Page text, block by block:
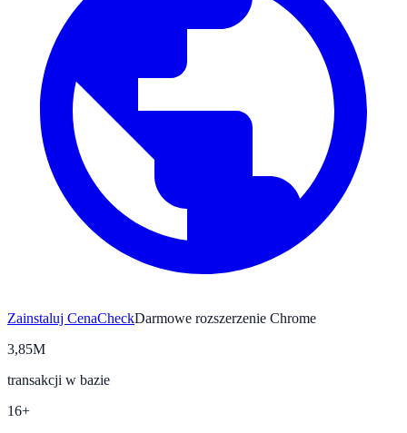
Zainstaluj CenaCheckDarmowe rozszerzenie Chrome
3,85M
transakcji w bazie
16+